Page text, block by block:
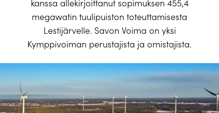
kanssa allekirjoittanut sopimuksen 455,4
megawatin tuulipuiston toteuttamisesta
Lestijärvelle. Savon Voima on yksi
Kymppivoiman perustajista ja omistajista.